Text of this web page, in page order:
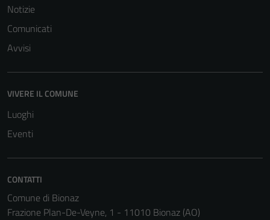
Notizie
Comunicati
Avvisi
VIVERE IL COMUNE
Luoghi
Eventi
CONTATTI
Comune di Bionaz
Frazione Plan-De-Veyne, 1 - 11010 Bionaz (AO)